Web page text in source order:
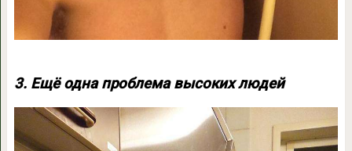
3. Ещё одна проблема высоких людей